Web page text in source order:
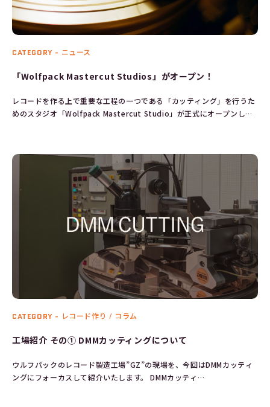
CATEGORY - ニュース
「Wolfpack Mastercut Studios」がオープン！
レコードを作る上で重要な工程の一つである「カッティング」を行うた
めのスタジオ「Wolfpack Mastercut Studio」が正式にオープンしま
CATEGORY - レコード作り / コラム
工場紹介 その① DMMカッティングについて
ウルフパックのレコード製造工場”GZ”の現場を、今回はDMMカッティ
ングにフォーカスして紹介いたします。 DMMカッティ…